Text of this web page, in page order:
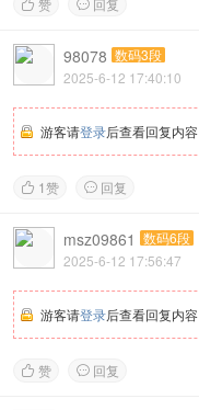
 赞  回复
98078 数码3段
2025-6-12 17:40:10
游客请登录后查看回复内容
 1赞  回复
msz09861 数码6段
2025-6-12 17:56:47
游客请登录后查看回复内容
 赞  回复